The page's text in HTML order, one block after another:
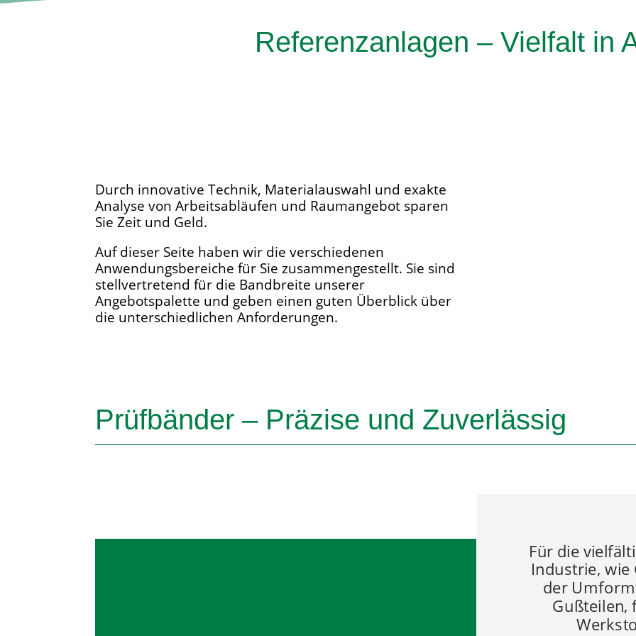
Referenzanlagen – Vielfalt in
Durch innovative Technik, Materialauswahl und exakte
Analyse von Arbeitsabläufen und Raumangebot sparen
Sie Zeit und Geld.
Auf dieser Seite haben wir die verschiedenen
Anwendungsbereiche für Sie zusammengestellt. Sie sind
stellvertretend für die Bandbreite unserer
Angebotspalette und geben einen guten Überblick über
die unterschiedlichen Anforderungen.
Prüfbänder – Präzise und Zuverlässig
Für die
Industrie, wie
der
Gußteilen,